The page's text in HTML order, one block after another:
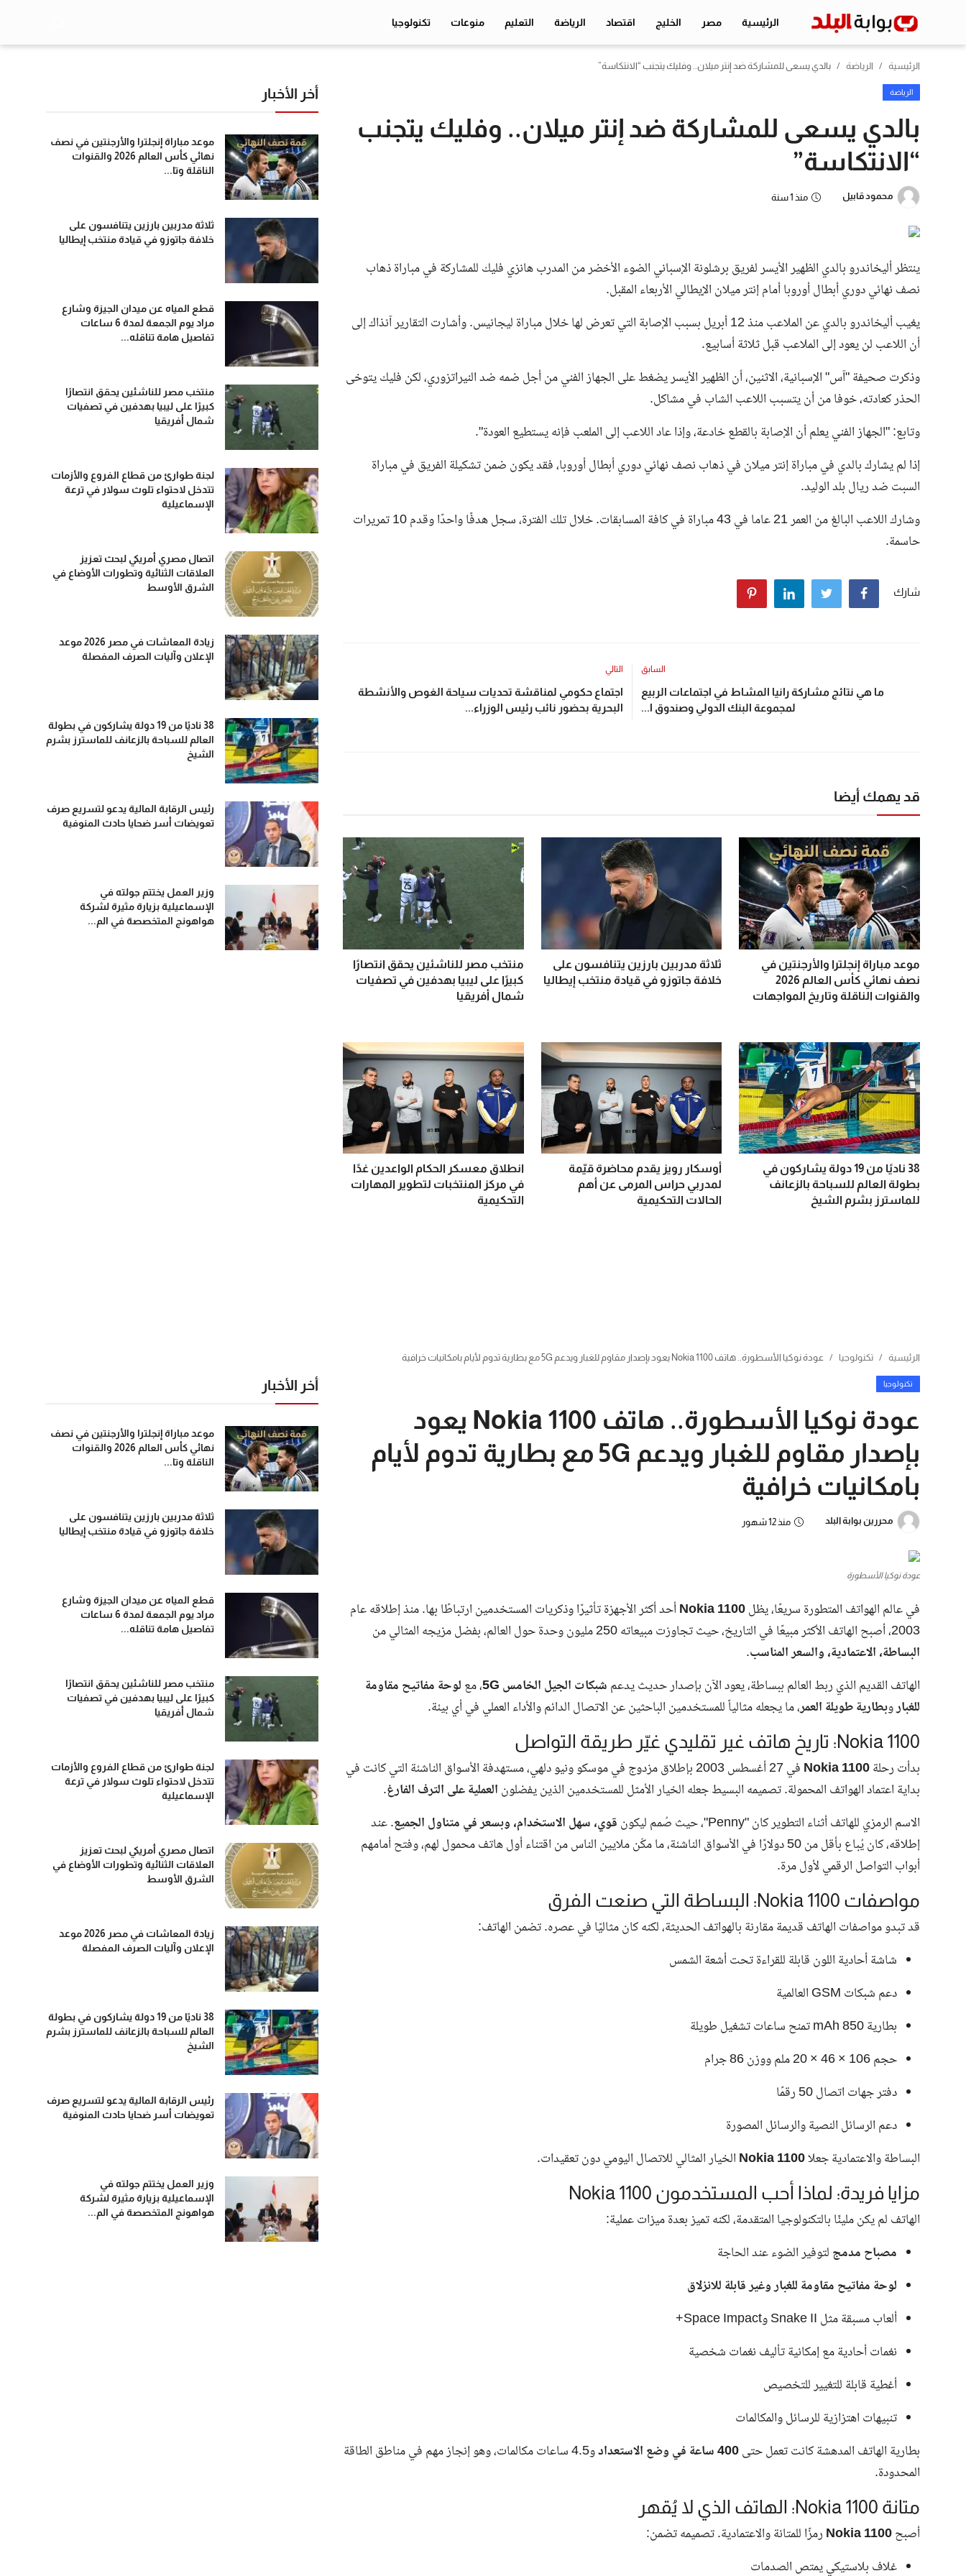
الرئيسية مصر الخليج اقتصاد الرياضة التعليم منوعات تكنولوجيا
الرئيسية الرياضة بالدي يسعى للمشاركة ضد إنتر ميلان.. وفليك يتجنب “الانتكاسة”
الرياضة
بالدي يسعى للمشاركة ضد إنتر ميلان.. وفليك يتجنب
“الانتكاسة”
محمود قابيل منذ 1 سنة
ينتظر أليخاندرو بالدي الظهير الأيسر لفريق برشلونة الإسباني الضوء الأخضر من المدرب هانزي فليك للمشاركة في مباراة ذهاب
نصف نهائي دوري أبطال أوروبا أمام إنتر ميلان الإيطالي الأربعاء المقبل.
يغيب أليخاندرو بالدي عن الملاعب منذ 12 أبريل بسبب الإصابة التي تعرض لها خلال مباراة ليجانيس. وأشارت التقارير آنذاك إلى
أن اللاعب لن يعود إلى الملاعب قبل ثلاثة أسابيع.
وذكرت صحيفة"آس"الإسبانية، الاثنين، أن الظهير الأيسر يضغط على الجهاز الفني من أجل ضمه ضد النيراتزوري، لكن فليك يتوخى
الحذر كعادته، خوفا من أن يتسبب اللاعب الشاب في مشاكل.
وتابع: "الجهاز الفني يعلم أن الإصابة بالقطع خادعة، وإذا عاد اللاعب إلى الملعب فإنه يستطيع العودة".
إذا لم يشارك بالدي في مباراة إنتر ميلان في ذهاب نصف نهائي دوري أبطال أوروبا، فقد يكون ضمن تشكيلة الفريق في مباراة
السبت ضد ريال بلد الوليد.
وشارك اللاعب البالغ من العمر 21 عاما في 43 مباراة في كافة المسابقات. خلال تلك الفترة، سجل هدفًا واحدًا وقدم 10 تمريرات
حاسمة.
شارك
السابق
ما هي نتائج مشاركة رانيا المشاط في اجتماعات الربيع
لمجموعة البنك الدولي وصندوق ا...
التالي
اجتماع حكومي لمناقشة تحديات سياحة الغوص والأنشطة
البحرية بحضور نائب رئيس الوزراء...
قد يهمك أيضا
موعد مباراة إنجلترا والأرجنتين في
نصف نهائي كأس العالم 2026
والقنوات الناقلة وتاريخ المواجهات
ثلاثة مدربين بارزين يتنافسون على
خلافة جاتوزو في قيادة منتخب إيطاليا
منتخب مصر للناشئين يحقق انتصارًا
كبيرًا على ليبيا بهدفين في تصفيات
شمال أفريقيا
38 ناديًا من 19 دولة يشاركون في
بطولة العالم للسباحة بالزعانف
للماسترز بشرم الشيخ
أوسكار رويز يقدم محاضرة قيّمة
لمدربي حراس المرمى عن أهم
الحالات التحكيمية
انطلاق معسكر الحكام الواعدين غدًا
في مركز المنتخبات لتطوير المهارات
التحكيمية
أخر الأخبار
موعد مباراة إنجلترا والأرجنتين في نصف
نهائي كأس العالم 2026 والقنوات
الناقلة وتا...
ثلاثة مدربين بارزين يتنافسون على
خلافة جاتوزو في قيادة منتخب إيطاليا
قطع المياه عن ميدان الجيزة وشارع
مراد يوم الجمعة لمدة 6 ساعات
تفاصيل هامة تناقله...
منتخب مصر للناشئين يحقق انتصارًا
كبيرًا على ليبيا بهدفين في تصفيات
شمال أفريقيا
لجنة طوارئ من قطاع الفروع والأزمات
تتدخل لاحتواء تلوث سولار في ترعة
الإسماعيلية
اتصال مصري أمريكي لبحث تعزيز
العلاقات الثنائية وتطورات الأوضاع في
الشرق الأوسط
زيادة المعاشات في مصر 2026 موعد
الإعلان وآليات الصرف المفصلة
38 ناديًا من 19 دولة يشاركون في بطولة
العالم للسباحة بالزعانف للماسترز بشرم
الشيخ
رئيس الرقابة المالية يدعو لتسريع صرف
تعويضات أسر ضحايا حادث المنوفية
وزير العمل يختتم جولته في
الإسماعيلية بزيارة مثيرة لشركة
هواهونج المتخصصة في الم...
الرئيسية تكنولوجيا عودة نوكيا الأسطورة.. هاتف Nokia 1100 يعود بإصدار مقاوم للغبار ويدعم 5G مع بطارية تدوم لأيام بامكانيات خرافية
تكنولوجيا
عودة نوكيا الأسطورة.. هاتف Nokia 1100 يعود
بإصدار مقاوم للغبار ويدعم 5G مع بطارية تدوم لأيام
بامكانيات خرافية
محررين بوابة البلد منذ 12 شهور
عودة نوكيا الأسطورة
في عالم الهواتف المتطورة سريعًا، يظلNokia 1100أحد أكثر الأجهزة تأثيرًا وذكريات المستخدمين ارتباطًا بها. منذ إطلاقه عام
2003، أصبح الهاتف الأكثر مبيعًا في التاريخ، حيث تجاوزت مبيعاته 250 مليون وحدة حول العالم، بفضل مزيجه المثالي من
البساطة، الاعتمادية، والسعر المناسب.
الهاتف القديم الذي ربط العالم ببساطة، يعود الآن بإصدار حديث يدعم شبكات الجيل الخامس 5G ، مع لوحة مفاتيح مقاومة
للغباروبطارية طويلة العمر، ما يجعله مثالياً للمستخدمين الباحثين عن الاتصال الدائم والأداء العملي في أي بيئة.
Nokia 1100: تاريخ هاتف غير تقليدي غيّر طريقة التواصل
بدأت رحلةNokia 1100
في 27 أغسطس 2003 بإطلاق مزدوج في موسكو ونيو دلهي، مستهدفة الأسواق الناشئة التي كانت في
بداية اعتماد الهواتف المحمولة. تصميمه البسيط جعله الخيار الأمثل للمستخدمين الذين يفضلون العملية على الترف الفارغ.
الاسم الرمزي للهاتف أثناء التطوير كان "Penny"، حيث صُمم ليكون
قوي، سهل الاستخدام، وبسعر في متناول الجميع. عند
إطلاقه، كان يُباع بأقل من 50 دولارًا في الأسواق الناشئة، ما مكّن ملايين الناس من اقتناء أول هاتف محمول لهم، وفتح أمامهم
أبواب التواصل الرقمي لأول مرة.
مواصفات Nokia 1100: البساطة التي صنعت الفرق
قد تبدو مواصفات الهاتف قديمة مقارنة بالهواتف الحديثة، لكنه كان مثاليًا في عصره. تضمن الهاتف:
شاشة أحادية اللون قابلة للقراءة تحت أشعة الشمس
دعم شبكات GSM العالمية
بطارية 850 mAh تمنح ساعات تشغيل طويلة
حجم 106 × 46 × 20 ملم ووزن 86 جرام
دفتر جهات اتصال 50 رقمًا
دعم الرسائل النصية والرسائل المصورة
البساطة والاعتمادية جعلاNokia 1100 الخيار المثالي للاتصال اليومي دون تعقيدات.
مزايا فريدة: لماذا أحب المستخدمون Nokia 1100
الهاتف لم يكن مليئًا بالتكنولوجيا المتقدمة، لكنه تميز بعدة ميزات عملية:
مصباح مدمج لتوفير الضوء عند الحاجة
لوحة مفاتيح مقاومة للغبار وغير قابلة للانزلاق
ألعاب مسبقة مثل Snake II وSpace Impact+
نغمات أحادية مع إمكانية تأليف نغمات شخصية
أغطية قابلة للتغيير للتخصيص
تنبيهات اهتزازية للرسائل والمكالمات
بطارية الهاتف المدهشة كانت تعمل حتى400 ساعة في وضع الاستعداد
و4.5 ساعات مكالمات، وهو إنجاز مهم في مناطق الطاقة
المحدودة.
متانة Nokia 1100: الهاتف الذي لا يُقهر
أصبحNokia 1100 رمزًا للمتانة والاعتمادية. تصميمه تضمن:
غلاف بلاستيكي يمتص الصدمات
أخر الأخبار
موعد مباراة إنجلترا والأرجنتين في نصف
نهائي كأس العالم 2026 والقنوات
الناقلة وتا...
ثلاثة مدربين بارزين يتنافسون على
خلافة جاتوزو في قيادة منتخب إيطاليا
قطع المياه عن ميدان الجيزة وشارع
مراد يوم الجمعة لمدة 6 ساعات
تفاصيل هامة تناقله...
منتخب مصر للناشئين يحقق انتصارًا
كبيرًا على ليبيا بهدفين في تصفيات
شمال أفريقيا
لجنة طوارئ من قطاع الفروع والأزمات
تتدخل لاحتواء تلوث سولار في ترعة
الإسماعيلية
اتصال مصري أمريكي لبحث تعزيز
العلاقات الثنائية وتطورات الأوضاع في
الشرق الأوسط
زيادة المعاشات في مصر 2026 موعد
الإعلان وآليات الصرف المفصلة
38 ناديًا من 19 دولة يشاركون في بطولة
العالم للسباحة بالزعانف للماسترز بشرم
الشيخ
رئيس الرقابة المالية يدعو لتسريع صرف
تعويضات أسر ضحايا حادث المنوفية
وزير العمل يختتم جولته في
الإسماعيلية بزيارة مثيرة لشركة
هواهونج المتخصصة في الم...